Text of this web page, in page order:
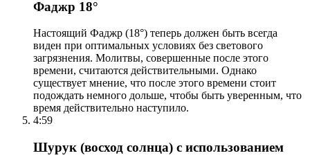
Фаджр 18°
Настоящий Фаджр (18°) теперь должен быть всегда
виден при оптимальных условиях без светового
загрязнения. Молитвы, совершенные после этого
времени, считаются действительными. Однако
существует мнение, что после этого времени стоит
подождать немного дольше, чтобы быть уверенным, что
время действительно наступило.
4:59
Шурук (восход солнца) с использованием